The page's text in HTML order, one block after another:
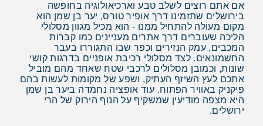
אם אתם רוצים לשלב טבע וארכיאולוגיה בחופשה
בירושלים שתזמינו דרך אופיר טורס, יער בן שמן הוא
מקום מעולה להתחיל ממנו - הוא מכיל מגוון מסלולי
הליכה שעוברים דרך אתרים מעניינים כמו קברות
המכבים, עמק הנזירים וכפר שבו התגוררו בעבר
החשמונאים. לצד מסלולי רכיבת אופניים בדרגות קושי
שונות, וכמובן מסלולים לרכבי שטח שאחד מהם מוביל
אתכם לעץ השיזף העתיק, ושפע של מקומות לעשות בהם
פיקניק באוויר הפתוח. עוד אופציה נחמדה ביער בן שמן
היא מצפה מודיעין שמשקיף על הנוף הירוק של הרי
ירושלים.